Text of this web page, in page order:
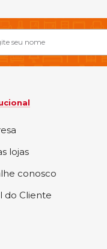
lojas
conosco
do Cliente